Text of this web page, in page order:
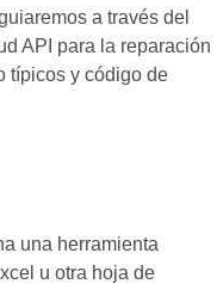
a través del
API para la reparación
típicos y código de
una herramienta
u otra hoja de